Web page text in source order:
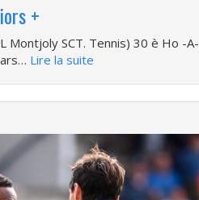
+
Montjoly SCT. Tennis) 30 è Ho -
Lire la suite